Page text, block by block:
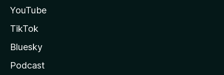
YouTube
TikTok
Bluesky
Podcast